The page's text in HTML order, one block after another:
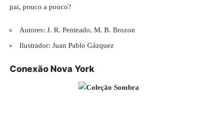
pai, pouco a pouco?
Autores: J. R. Penteado, M. B. Brozon
Ilustrador: Juan Pablo Gázquez
Conexão Nova York